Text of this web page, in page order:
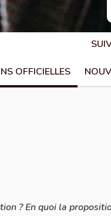
OFFICIELLES
? En quoi la